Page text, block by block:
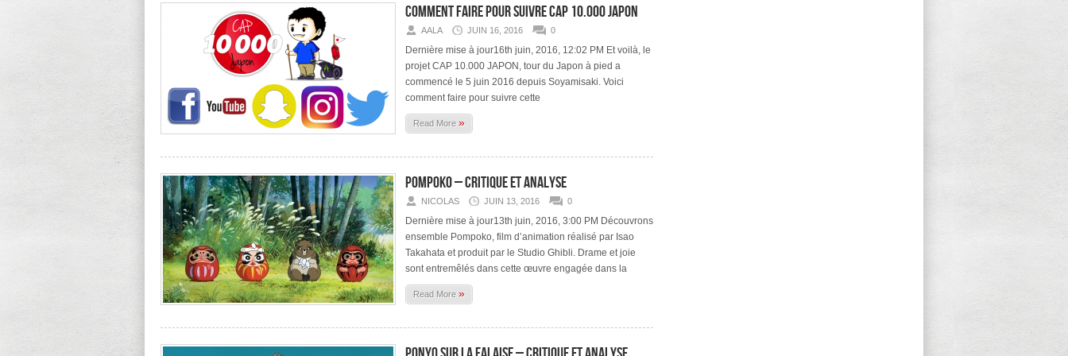
Comment faire pour suivre CAP 10.000 JAPON
AALA JUIN 16, 2016 0
Dernière mise à jour16th juin, 2016, 12:02 PM Et voilà, le
projet CAP 10.000 JAPON, tour du Japon à pied a
commencé le 5 juin 2016 depuis Soyamisaki. Voici
comment faire pour suivre cette
Read More »
Pompoko – critique et analyse
NICOLAS JUIN 13, 2016 0
Dernière mise à jour13th juin, 2016, 3:00 PM Découvrons
ensemble Pompoko, film d’animation réalisé par Isao
Takahata et produit par le Studio Ghibli. Drame et joie
sont entremêlés dans cette œuvre engagée dans la
Read More »